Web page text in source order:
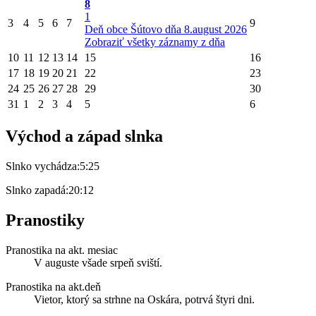
3 4 5 6 7
8
1
Deň obce Šútovo dňa 8.august 2026
Zobraziť všetky záznamy z dňa
9
10 11 12 13 14 15
16
17 18 19 20 21 22
23
24 25 26 27 28 29
30
31 1 2 3 4 5 6
Východ a západ slnka
Slnko vychádza:5:25
Slnko zapadá:20:12
Pranostiky
Pranostika na akt. mesiac
V auguste všade srpeň sviští.
Pranostika na akt.deň
Vietor, ktorý sa strhne na Oskára, potrvá štyri dni.